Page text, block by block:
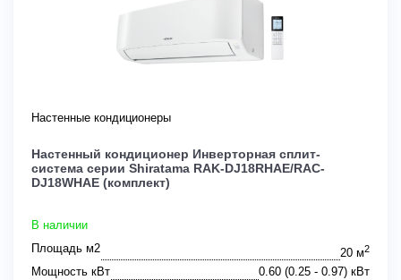
Настенные кондиционеры
Настенный кондиционер Инверторная сплит-
система серии Shiratama RAK-DJ18RHAE/RAC-
DJ18WHAE (комплект)
В наличии
Площадь м2
20 м2
Мощность кВт
0.60 (0.25 - 0.97) кВт